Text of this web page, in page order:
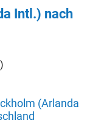
Intl.) nach
(Arlanda